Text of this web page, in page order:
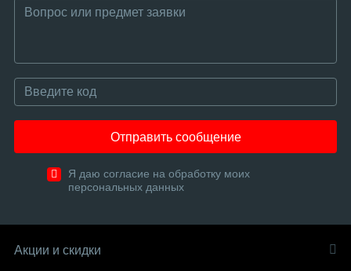
Отправить сообщение
Я даю согласие на обработку моих
персональных данных
Акции и скидки